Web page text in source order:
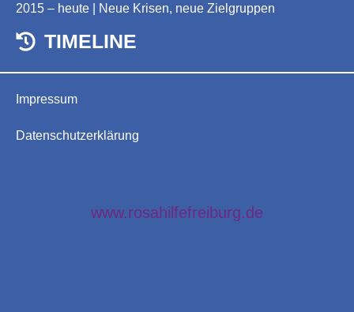
2015 – heute | Neue Krisen, neue Zielgruppen
TIMELINE
Impressum
Datenschutzerklärung
www.rosahilfefreiburg.de